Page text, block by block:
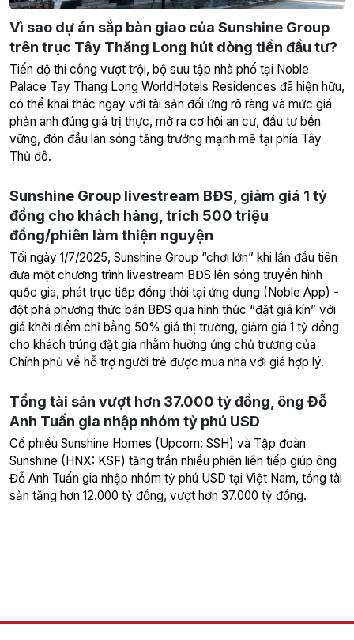
Vì sao dự án sắp bàn giao của Sunshine Group
trên trục Tây Thăng Long hút dòng tiền đầu tư?
Tiến độ thi công vượt trội, bộ sưu tập nhà phố tại Noble
Palace Tay Thang Long WorldHotels Residences đã hiện hữu,
có thể khai thác ngay với tài sản đối ứng rõ ràng và mức giá
phản ánh đúng giá trị thực, mở ra cơ hội an cư, đầu tư bền
vững, đón đầu làn sóng tăng trưởng mạnh mẽ tại phía Tây
Thủ đô.
Sunshine Group livestream BĐS, giảm giá 1 tỷ
đồng cho khách hàng, trích 500 triệu
đồng/phiên làm thiện nguyện
Tối ngày 1/7/2025, Sunshine Group “chơi lớn” khi lần đầu tiên
đưa một chương trình livestream BĐS lên sóng truyền hình
quốc gia, phát trực tiếp đồng thời tại ứng dụng (Noble App) -
đột phá phương thức bán BĐS qua hình thức “đặt giá kín” với
giá khởi điểm chỉ bằng 50% giá thị trường, giảm giá 1 tỷ đồng
cho khách trúng đặt giá nhằm hưởng ứng chủ trương của
Chính phủ về hỗ trợ người trẻ được mua nhà với giá hợp lý.
Tổng tài sản vượt hơn 37.000 tỷ đồng, ông Đỗ
Anh Tuấn gia nhập nhóm tỷ phú USD
Cổ phiếu Sunshine Homes (Upcom: SSH) và Tập đoàn
Sunshine (HNX: KSF) tăng trần nhiều phiên liên tiếp giúp ông
Đỗ Anh Tuấn gia nhập nhóm tỷ phú USD tại Việt Nam, tổng tài
sản tăng hơn 12.000 tỷ đồng, vượt hơn 37.000 tỷ đồng.